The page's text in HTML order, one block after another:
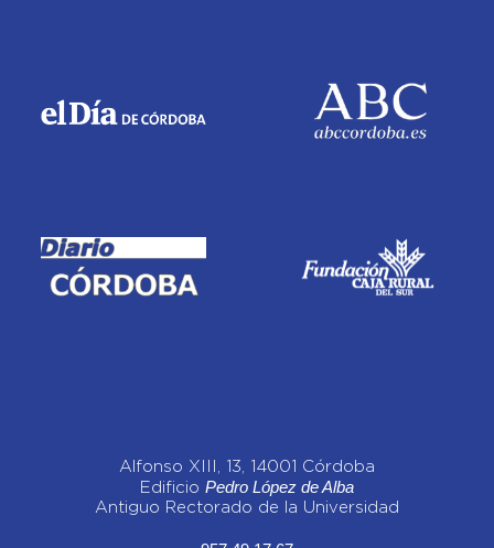
Alfonso XIII, 13, 14001 Córdoba
Edificio Pedro López de Alba
Antiguo Rectorado de la Universidad